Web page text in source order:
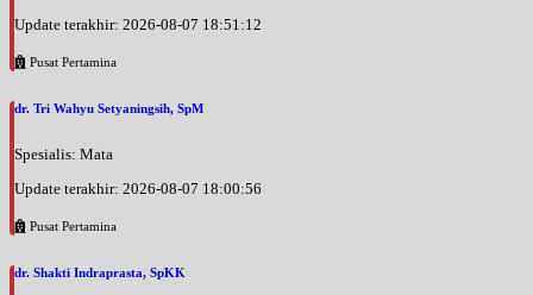
Update terakhir: 2026-08-07 18:51:12
Pusat Pertamina
dr. Tri Wahyu Setyaningsih, SpM
Spesialis: Mata
Update terakhir: 2026-08-07 18:00:56
Pusat Pertamina
dr. Shakti Indraprasta, SpKK